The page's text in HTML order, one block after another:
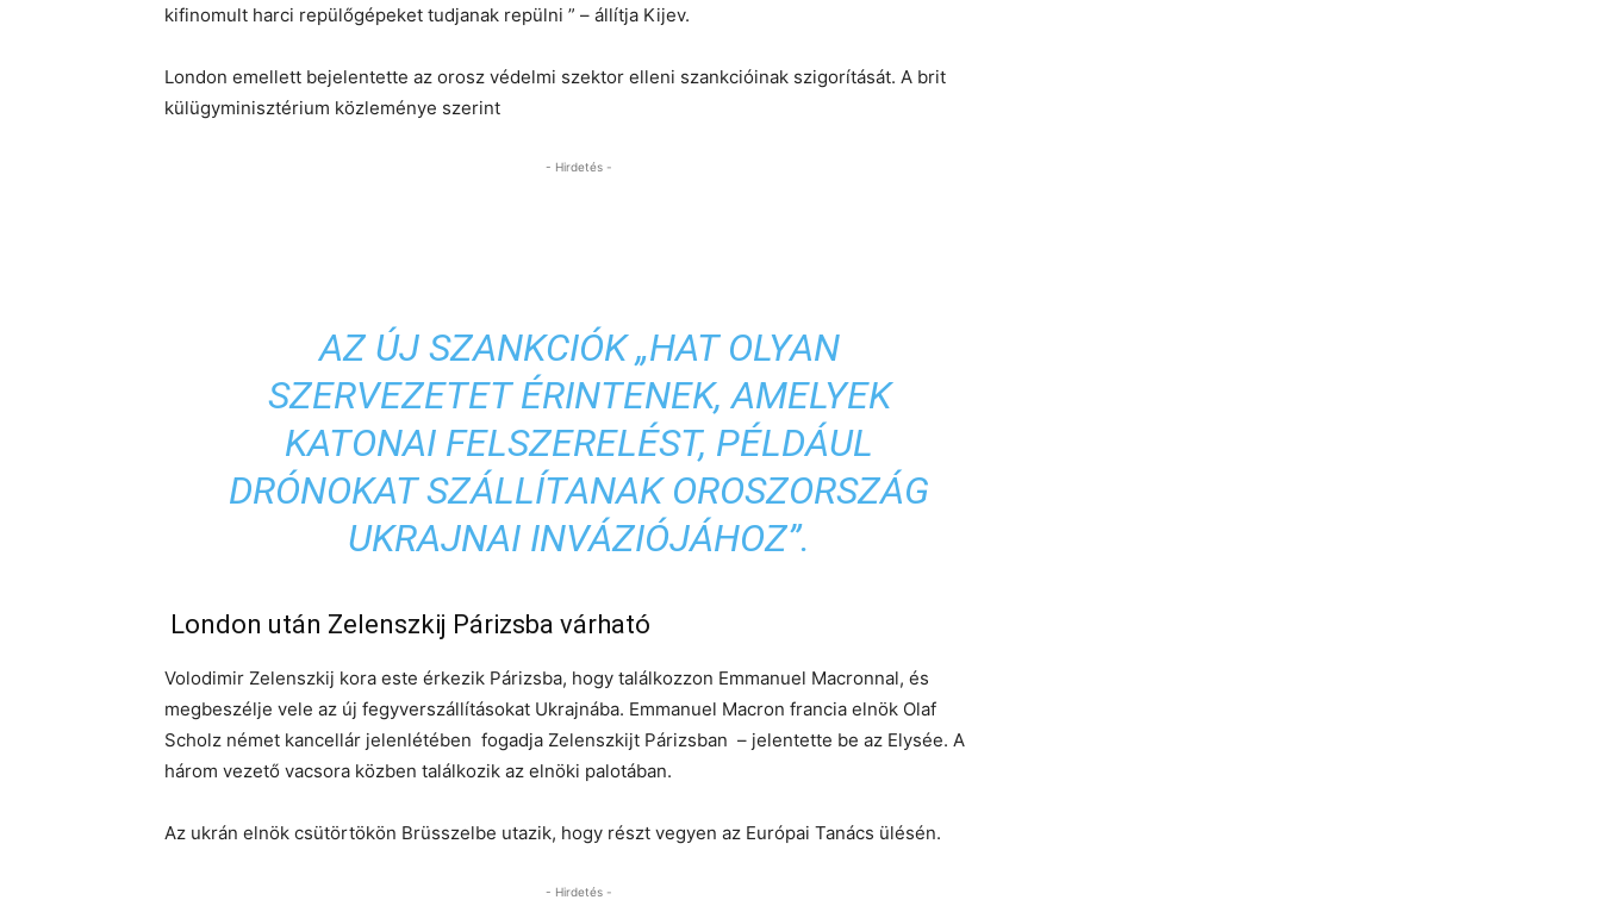
kifinomult harci repülőgépeket tudjanak repülni ” – állítja Kijev.
London emellett bejelentette az orosz védelmi szektor elleni szankcióinak szigorítását. A brit
külügyminisztérium közleménye szerint
- Hirdetés -
AZ ÚJ SZANKCIÓK„HAT OLYAN
SZERVEZETET ÉRINTENEK, AMELYEK
KATONAI FELSZERELÉST, PÉLDÁUL
DRÓNOKAT SZÁLLÍTANAK OROSZORSZÁG
UKRAJNAI INVÁZIÓJÁHOZ”.
London után Zelenszkij Párizsba várható
Volodimir Zelenszkij kora este érkezik Párizsba, hogy találkozzon Emmanuel Macronnal, és
megbeszélje vele az új fegyverszállításokat Ukrajnába. Emmanuel Macron francia elnök Olaf
Scholz német kancellár jelenlétében fogadja Zelenszkijt Párizsban – jelentette be az Elysée. A
három vezető vacsora közben találkozik az elnöki palotában.
Az ukrán elnök csütörtökön Brüsszelbe utazik, hogy részt vegyen az Európai Tanács ülésén.
- Hirdetés -